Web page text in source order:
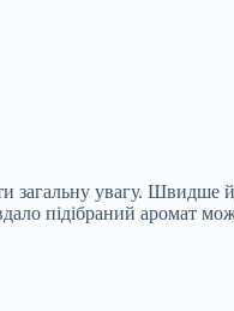
загальну увагу.
підібраний аромат